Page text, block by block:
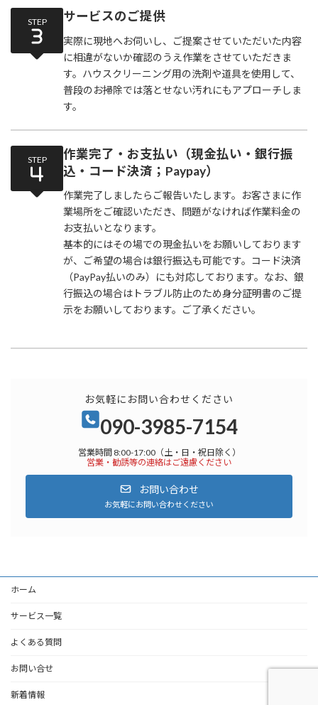
STEP サービスのご提供
実際に現地へお伺いし、ご提案させていただいた内容
に相違がないか確認のうえ作業をさせていただきま
す。ハウスクリーニング用の洗剤や道具を使用して、
普段のお掃除では落とせない汚れにもアプローチしま
す。
STEP
作業完了・お支払い（現金払い・銀行振
込・コード決済；Paypay）
作業完了しましたらご報告いたします。お客さまに作
業場所をご確認いただき、問題がなければ作業料金の
お支払いとなります。
基本的にはその場での現金払いをお願いしております
が、ご希望の場合は銀行振込も可能です。コード決済
（PayPay払いのみ）にも対応しております。なお、銀
行振込の場合はトラブル防止のため身分証明書のご提
示をお願いしております。ご了承ください。
お気軽にお問い合わせください
090-3985-7154
営業時間 8:00-17:00（土・日・祝日除く）
営業・勧誘等の連絡はご遠慮ください
お問い合わせ
お気軽にお問い合わせください
ホーム
サービス一覧
よくある質問
お問い合せ
新着情報